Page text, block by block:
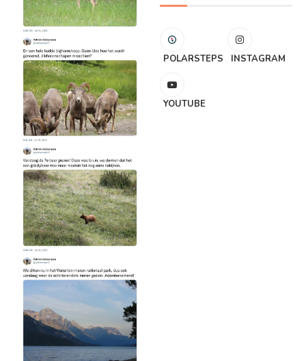
POLARSTEPS INSTAGRAM
YOUTUBE